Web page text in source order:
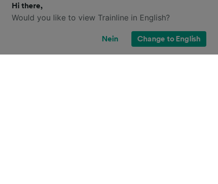
Hi there,
Would you like to view Trainline in English?
Nein Change to English